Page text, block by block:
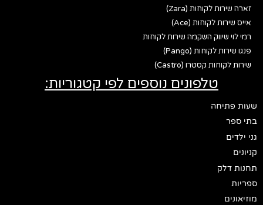
זארה שירות לקוחות (Zara)
אייס שירות לקוחות (Ace)
רמי לוי שיווק השקמה שירות לקוחות
פנגו שירות לקוחות (Pango)
שירות לקוחות קסטרו (Castro)
טלפונים נוספים לפי קטגוריות:
שעות פתיחה
בתי ספר
גני ילדים
קניונים
תחנות דלק
ספריות
מוזיאונים